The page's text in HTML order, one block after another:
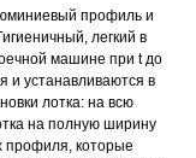
профиль и
легкий в
машине при t до
и устанавливаются в
лотка: на всю
на полную ширину
профиля, которые